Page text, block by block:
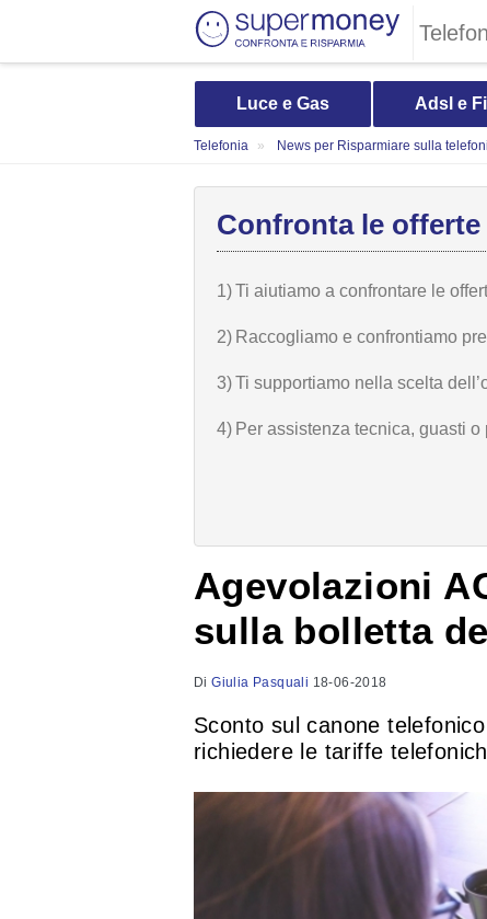
Luce e Gas Adsl e
Telefonia News per Risparmiare sulla
Confronta le
1)Ti aiutiamo a confrontare le
2) Raccogliamo e confrontiamo
3)Ti supportiamo nella scelta
4) Per assistenza tecnica, guasti
Agevolazioni
sulla bolletta
DiGiulia Pasquali 18-06-2018
Sconto sul canone
richiedere le tariffe